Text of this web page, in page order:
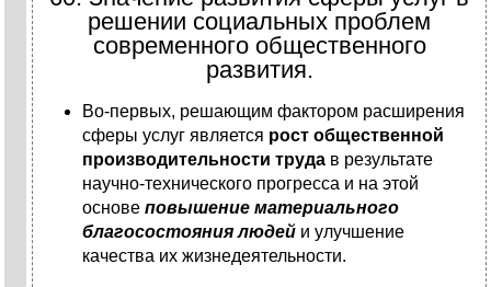
решении социальных проблем
современного общественного
развития.
Во-первых, решающим фактором расширения
сферы услуг является рост общественной
производительности труда в результате
научно-технического прогресса и на этой
основе повышение материального
благосостояния людей и улучшение
качества их жизнедеятельности.